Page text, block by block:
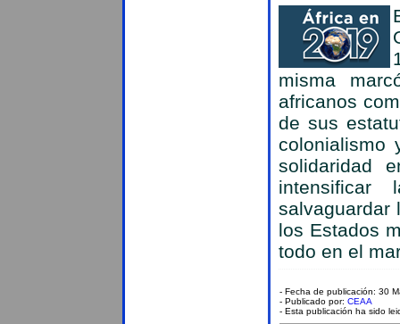
misma
africanos
de sus
solidaridad
intensificar
salvaguardar
los Estados
todo en el
- Fecha de publicación: 30
- Publicado por: CEAA
- Esta publicación ha sido